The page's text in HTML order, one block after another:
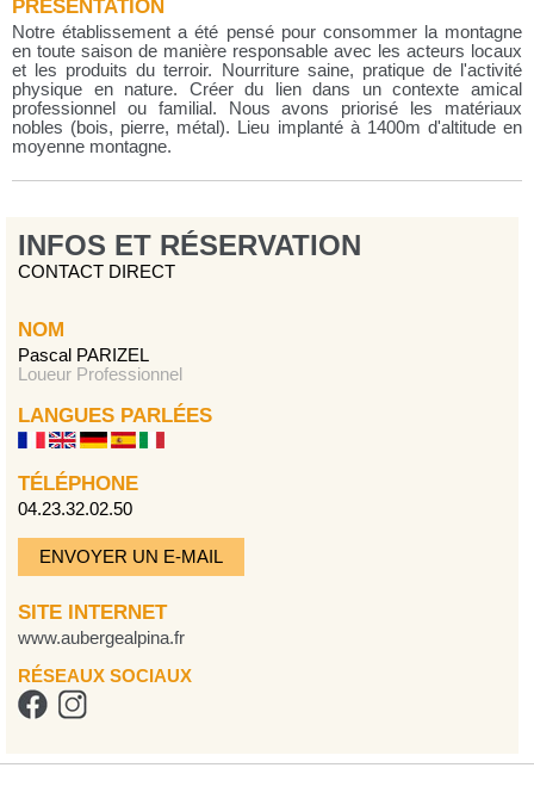
PRÉSENTATION
Notre établissement a été pensé pour consommer la montagne
en toute saison de manière responsable avec les acteurs locaux
et les produits du terroir. Nourriture saine, pratique de l'activité
physique en nature. Créer du lien dans un contexte amical
professionnel ou familial. Nous avons priorisé les matériaux
nobles (bois, pierre, métal). Lieu implanté à 1400m d'altitude en
moyenne montagne.
INFOS ET RÉSERVATION
CONTACT DIRECT
NOM
Pascal PARIZEL
Loueur Professionnel
LANGUES PARLÉES
TÉLÉPHONE
04.23.32.02.50
ENVOYER UN E-MAIL
SITE INTERNET
www.aubergealpina.fr
RÉSEAUX SOCIAUX